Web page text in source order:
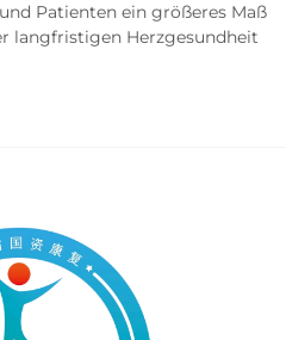
Patienten ein größeres Maß
langfristigen Herzgesundheit